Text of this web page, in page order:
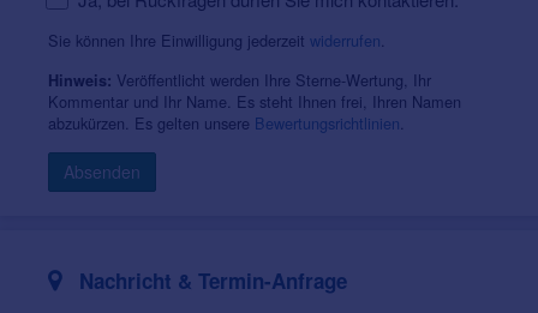
Sie können Ihre Einwilligung jederzeit widerrufen.
Hinweis: Veröffentlicht werden Ihre Sterne-Wertung, Ihr
Kommentar und Ihr Name. Es steht Ihnen frei, Ihren Namen
abzukürzen. Es gelten unsere Bewertungsrichtlinien.
Absenden
Nachricht & Termin-Anfrage